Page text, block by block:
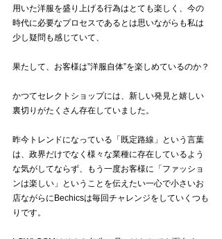
用いた洋服を盛り上げる行為はとても楽しく、今の
時代に必要なプロセスであるとは思いながらも私は
少し疑問も感じていて、
果たして、お客様は”洋服自体”を楽しめているのか？
かつてセレクトショップには、新しい発見と嬉しい
裏切りがたくさん存在していました。
昨今トレンドになっている「既定路線」という言葉
は、政界だけでなく様々な業種に存在しているよう
な気がしてならず、もう一度お客様に「ファッショ
ンは楽しい」ということを伝えたい一心で小さいお
店ながらにBechicsは毎回チャレンジをしていくつも
りです。